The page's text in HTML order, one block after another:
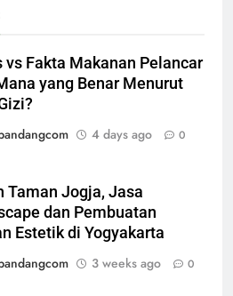
vs Fakta Makanan Pelancar
yang Benar Menurut
4 days ago 0
Taman Jogja, Jasa
dan Pembuatan
Estetik di Yogyakarta
3 weeks ago 0